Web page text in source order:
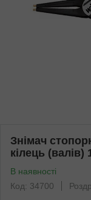
Знімач
кілець
В наявності
Код: 34700